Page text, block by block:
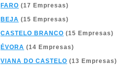
FARO (17 Empresas)
BEJA (15 Empresas)
CASTELO BRANCO (15 Empresas)
ÉVORA (14 Empresas)
VIANA DO CASTELO (13 Empresas)